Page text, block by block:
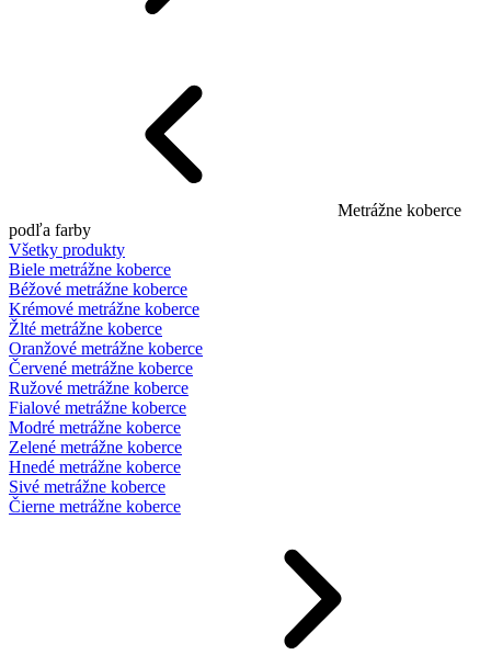
Metrážne koberce
podľa farby
Všetky produkty
Biele metrážne koberce
Béžové metrážne koberce
Krémové metrážne koberce
Žlté metrážne koberce
Oranžové metrážne koberce
Červené metrážne koberce
Ružové metrážne koberce
Fialové metrážne koberce
Modré metrážne koberce
Zelené metrážne koberce
Hnedé metrážne koberce
Sivé metrážne koberce
Čierne metrážne koberce